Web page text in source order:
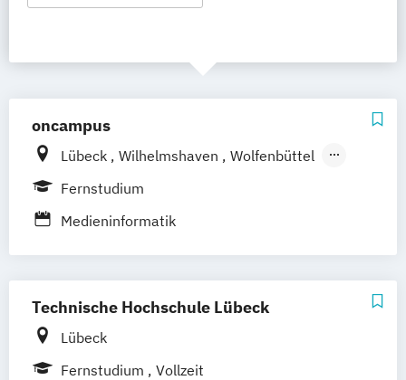
oncampus
Lübeck Wilhelmshaven
Wolfenbüttel
Hildesheim
Fernstudium
Medieninformatik
Technische Hochschule Lübeck
Lübeck
Fernstudium
Vollzeit